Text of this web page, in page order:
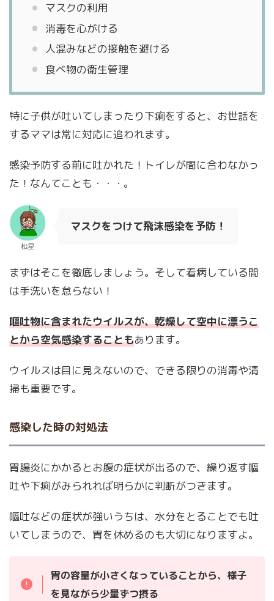
マスクの利用
消毒を心がける
人混みなどの接触を避ける
食べ物の衛生管理
特に子供が吐いてしまったり下痢をすると、お世話を
するママは常に対応に追われます。
感染予防する前に吐かれた！トイレが間に合わなかっ
た！なんてことも・・・。
松星
マスクをつけて飛沫感染を予防！
まずはそこを徹底しましょう。そして看病している間
は手洗いを怠らない！
嘔吐物に含まれたウイルスが、乾燥して空中に漂うこ
とから空気感染することもあります。
ウイルスは目に見えないので、できる限りの消毒や清
掃も重要です。
感染した時の対処法
胃腸炎にかかるとお腹の症状が出るので、繰り返す嘔
吐や下痢がみられれば明らかに判断がつきます。
嘔吐などの症状が強いうちは、水分をとることでも吐
いてしまうので、胃を休めるのも大切になりますよ。
胃の容量が小さくなっていることから、様子
を見ながら少量ずつ摂る